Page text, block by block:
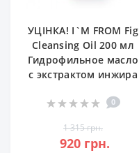
УЦІНКА! I`M FROM Fig
Cleansing Oil 200 мл
Гидрофильное масло
с экстрактом инжира
0
1 315 грн.
920 грн.